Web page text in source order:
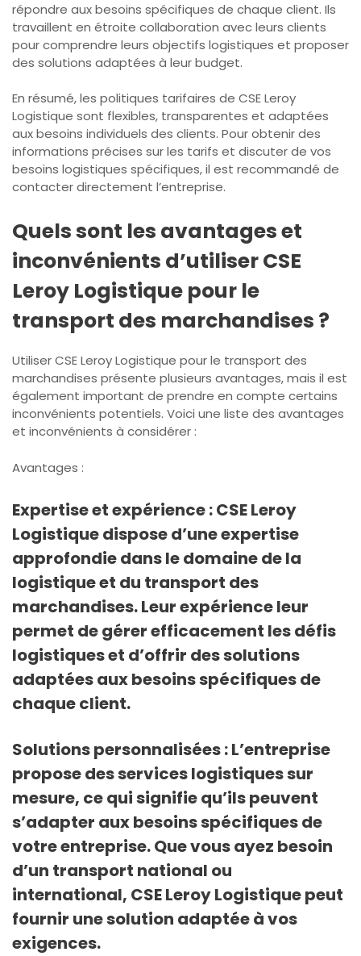
répondre aux besoins spécifiques de chaque client. Ils
travaillent en étroite collaboration avec leurs clients
pour comprendre leurs objectifs logistiques et proposer
des solutions adaptées à leur budget.
En résumé, les politiques tarifaires de CSE Leroy
Logistique sont flexibles, transparentes et adaptées
aux besoins individuels des clients. Pour obtenir des
informations précises sur les tarifs et discuter de vos
besoins logistiques spécifiques, il est recommandé de
contacter directement l’entreprise.
Quels sont les avantages et
inconvénients d’utiliser CSE
Leroy Logistique pour le
transport des marchandises ?
Utiliser CSE Leroy Logistique pour le transport des
marchandises présente plusieurs avantages, mais il est
également important de prendre en compte certains
inconvénients potentiels. Voici une liste des avantages
et inconvénients à considérer :
Avantages :
Expertise et expérience : CSE Leroy
Logistique dispose d’une expertise
approfondie dans le domaine de la
logistique et du transport des
marchandises. Leur expérience leur
permet de gérer efficacement les défis
logistiques et d’offrir des solutions
adaptées aux besoins spécifiques de
chaque client.
Solutions personnalisées : L’entreprise
propose des services logistiques sur
mesure, ce qui signifie qu’ils peuvent
s’adapter aux besoins spécifiques de
votre entreprise. Que vous ayez besoin
d’un transport national ou
international, CSE Leroy Logistique peut
fournir une solution adaptée à vos
exigences.